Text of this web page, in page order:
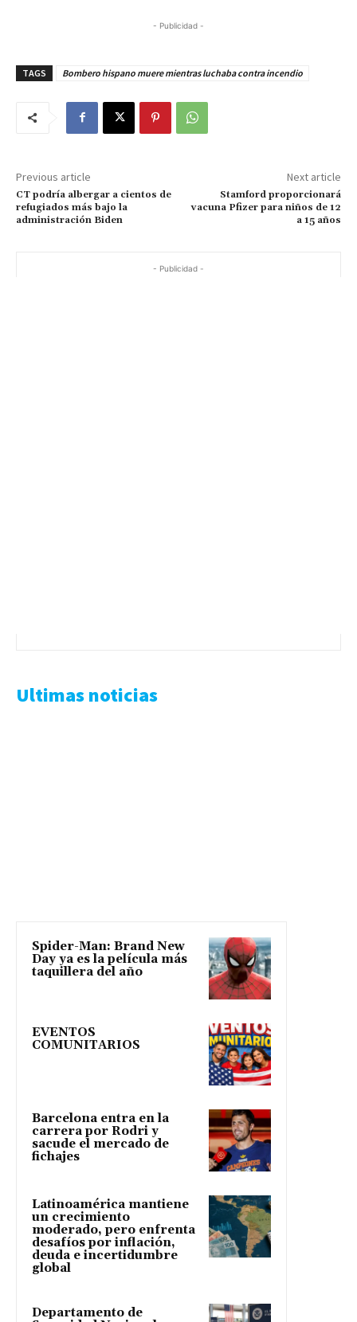
- Publicidad -
TAGS Bombero hispano muere mientras luchaba contra incendio
Previous article
CT podría albergar a cientos de
refugiados más bajo la
administración Biden
Next article
Stamford proporcionará
vacuna Pfizer para niños de 12
a 15 años
- Publicidad -
Ultimas noticias
Spider-Man: Brand New
Day ya es la película más
taquillera del año
EVENTOS
COMUNITARIOS
Barcelona entra en la
carrera por Rodri y
sacude el mercado de
fichajes
Latinoamérica mantiene
un crecimiento
moderado, pero enfrenta
desafíos por inflación,
deuda e incertidumbre
global
Departamento de